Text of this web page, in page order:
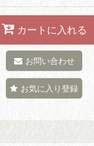
カートに入れる
お問い合わせ
お気に入り登録